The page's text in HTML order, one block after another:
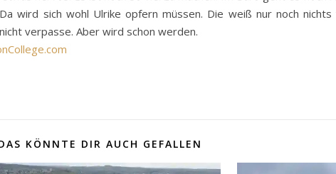
wird sich wohl Ulrike opfern müssen. Die weiß nur noch
verpasse. Aber wird schon werden.
KÖNNTE DIR AUCH GEFALLEN